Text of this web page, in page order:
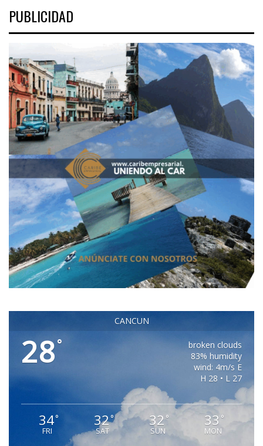
PUBLICIDAD
CANCUN
28°
broken clouds
83% humidity
wind: 4m/s E
H 28 • L 27
34°
FRI
32°
SAT
32 °
SUN
33 °
MON